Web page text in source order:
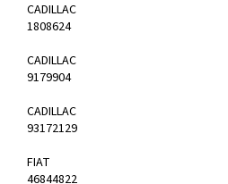
CADILLAC
1808624
CADILLAC
9179904
CADILLAC
93172129
FIAT
46844822